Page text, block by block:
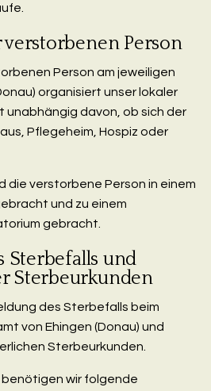
verstorbenen Person
Person am jeweiligen
organisiert unser lokaler
unabhängig davon, ob sich der
Pflegeheim, Hospiz oder
die verstorbene Person in einem
und zu einem
gebracht.
Sterbefalls und
Sterbeurkunden
des Sterbefalls beim
von Ehingen (Donau) und
Sterbeurkunden.
wir folgende